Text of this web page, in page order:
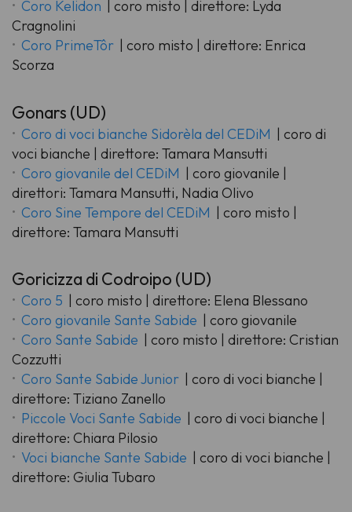
Coro Kelidon | coro misto | direttore: Lyda
Cragnolini
Coro PrimeTôr | coro misto | direttore: Enrica
Scorza
Gonars (UD)
Coro di voci bianche Sidorèla del CEDiM | coro di
voci bianche | direttore: Tamara Mansutti
Coro giovanile del CEDiM | coro giovanile |
direttori: Tamara Mansutti, Nadia Olivo
Coro Sine Tempore del CEDiM | coro misto |
direttore: Tamara Mansutti
Goricizza di Codroipo (UD)
Coro 5 | coro misto | direttore: Elena Blessano
Coro giovanile Sante Sabide | coro giovanile
Coro Sante Sabide | coro misto | direttore: Cristian
Cozzutti
Coro Sante Sabide Junior | coro di voci bianche |
direttore: Tiziano Zanello
Piccole Voci Sante Sabide | coro di voci bianche |
direttore: Chiara Pilosio
Voci bianche Sante Sabide | coro di voci bianche |
direttore: Giulia Tubaro